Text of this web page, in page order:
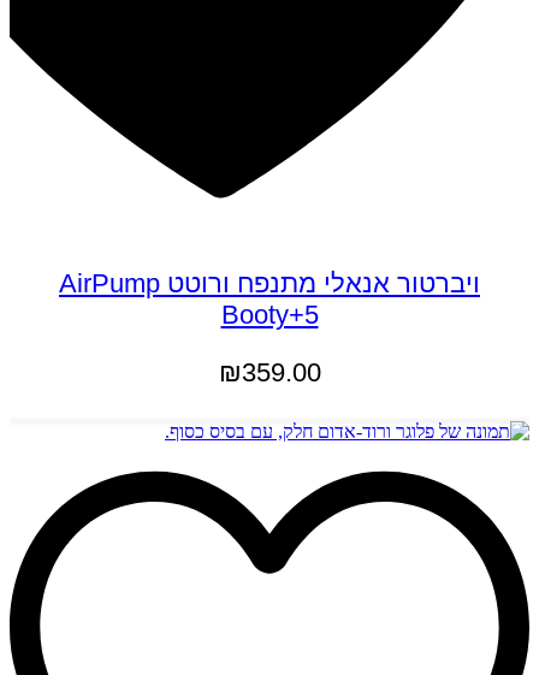
ויברטור אנאלי מתנפח ורוטט AirPump
Booty+5
₪359.00